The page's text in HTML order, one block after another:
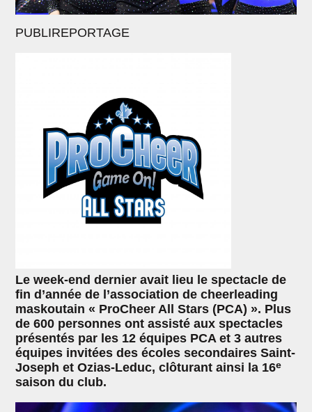
PUBLIREPORTAGE
Le week-end dernier avait lieu le spectacle de
fin d’année de l’association de cheerleading
maskoutain « ProCheer All Stars (PCA) ». Plus
de 600 personnes ont assisté aux spectacles
présentés par les 12 équipes PCA et 3 autres
équipes invitées des écoles secondaires Saint-
Joseph et Ozias-Leduc, clôturant ainsi la 16e
saison du club.